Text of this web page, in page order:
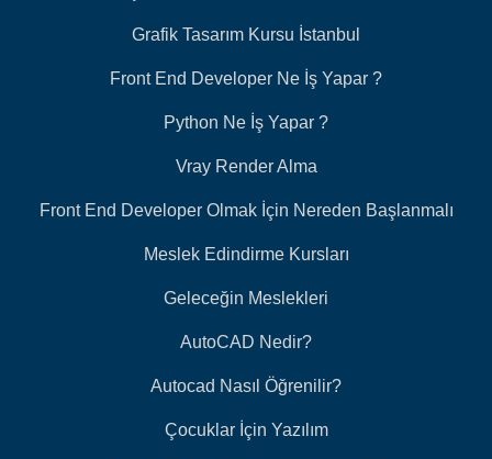
Grafik Tasarım Kursu İstanbul
Front End Developer Ne İş Yapar ?
Python Ne İş Yapar ?
Vray Render Alma
Front End Developer Olmak İçin Nereden Başlanmalı
Meslek Edindirme Kursları
Geleceğin Meslekleri
AutoCAD Nedir?
Autocad Nasıl Öğrenilir?
Çocuklar İçin Yazılım